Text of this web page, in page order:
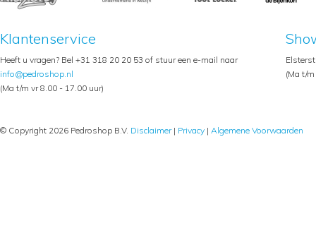
Klantenservice
Heeft u vragen? Bel +31 318 20 20 53 of stuur een e-mail naar
info@pedroshop.nl
(Ma t/m vr 8.00 - 17.00 uur)
(Ma t/
© Copyright 2026 Pedroshop B.V. Disclaimer| Privacy | Algemene Voorwaarden